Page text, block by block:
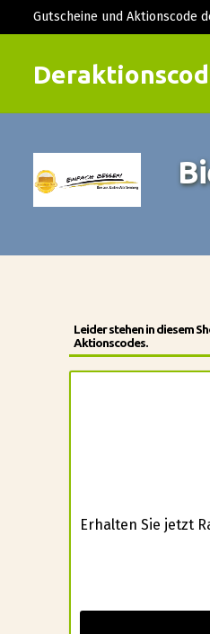
Gutscheine und Aktionscode
Leider stehen in diesem
Aktionscodes.
Erhalten Sie jetzt